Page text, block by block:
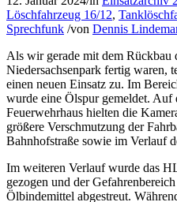
Löschfahrzeug 16/12,
Sprechfunk /von Dennis
Als wir gerade mit dem Rückbau
Niedersachsenpark fertig waren,
einen neuen Einsatz zu. Im
wurde eine Ölspur gemeldet. Auf
Feuerwehrhaus hielten die
größere Verschmutzung der
Bahnhofstraße sowie im Verlauf
Im weiteren Verlauf wurde das
gezogen und der
Ölbindemittel abgestreut.